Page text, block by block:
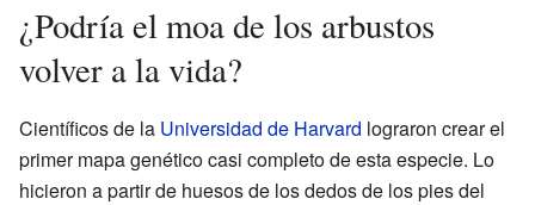
¿Podría el moa de los arbustos
volver a la vida?
Científicos de la Universidad de Harvard lograron crear el
primer mapa genético casi completo de esta especie. Lo
hicieron a partir de huesos de los dedos de los pies del